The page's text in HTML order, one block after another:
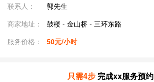
联系人：
郭先生
商家地址：
鼓楼 - 金山桥 - 三环东路
服务价格：
50元/小时
只需4步 完成xx服务预约